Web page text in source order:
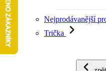
Nejprodávanější
Trička